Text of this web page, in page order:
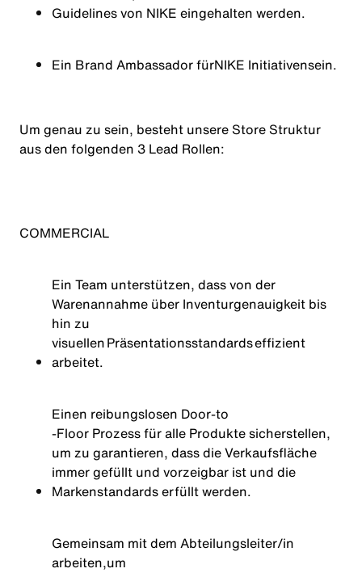
Guidelines von NIKE eingehalten werden.
Ein Brand Ambassador fürNIKE Initiativensein.
Um genau zu sein, besteht unsere Store Struktur
aus den folgenden 3 Lead Rollen:
COMMERCIAL
Ein Team unterstützen, dass von der
Warenannahme über Inventurgenauigkeit bis
hin zu
visuellen Präsentationsstandards effizient
arbeitet.
Einen reibungslosen Door-to
-Floor Prozess für alle Produkte sicherstellen,
um zu garantieren, dass die Verkaufsfläche
immer gefüllt und vorzeigbar ist und die
Markenstandards erfüllt werden.
Gemeinsam mit dem Abteilungsleiter/in
arbeiten,um